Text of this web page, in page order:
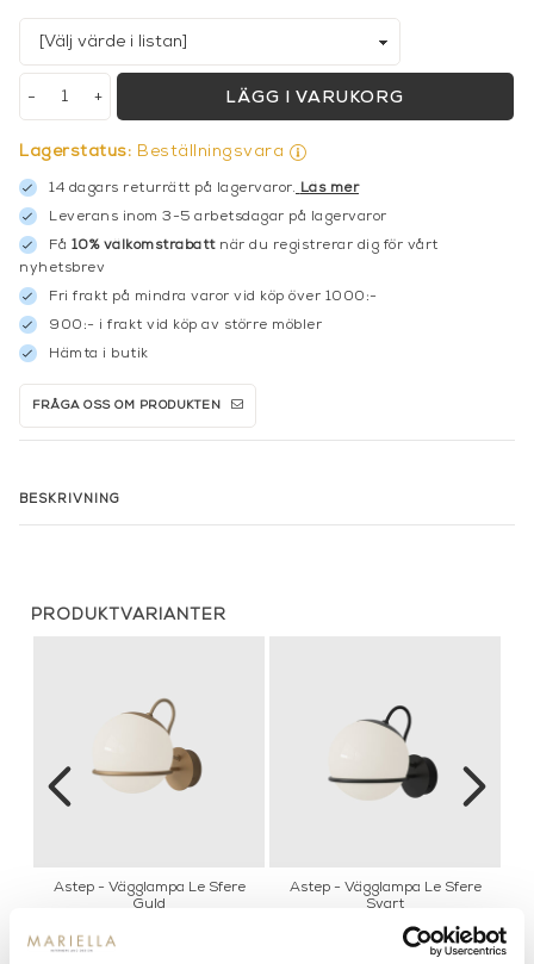
+
- LÄGG I VARUKORG
Lagerstatus: Beställningsvara
14 dagars returrätt på lagervaror. Läs mer
Leverans inom 3-5 arbetsdagar på lagervaror
Få 10% välkomstrabattnär du registrerar dig för vårt
nyhetsbrev
Fri frakt på mindra varor vid köp över 1000:-
900:- i frakt vid köp av större möbler
Hämta i butik
FRÅGA OSS OM PRODUKTEN
BESKRIVNING
PRODUKTVARIANTER
Astep - Vägglampa Le Sfere
Guld
Astep - Vägglampa Le Sfere
Svart